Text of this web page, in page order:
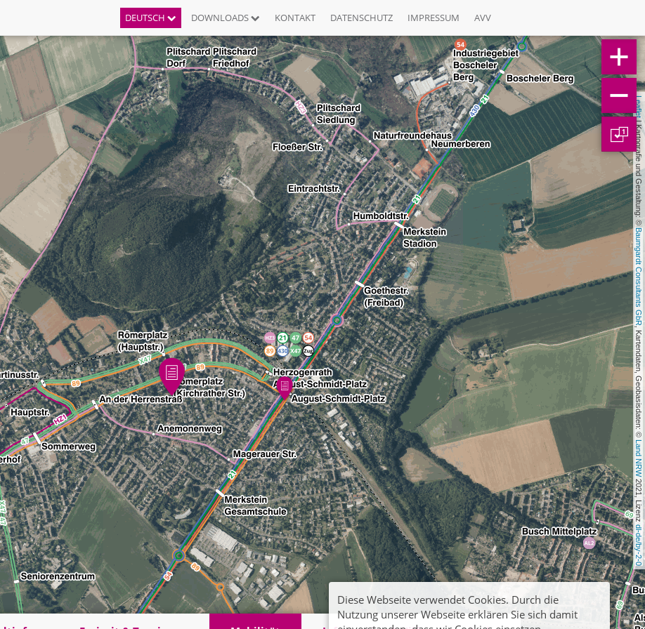
DEUTSCH DOWNLOADS KONTAKT DATENSCHUTZ IMPRESSUM AVV
Leaflet
| Kartografie und Gestaltung: ©
Baumgardt Consultants GbR
, Kartendaten, Geobasisdaten: ©
Land NRW
2021, Lizenz
dl-de/by-2-0
1
Diese Webseite verwendet Cookies. Durch die
Nutzung unserer Webseite erklären Sie sich damit